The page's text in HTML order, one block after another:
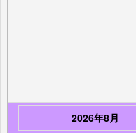
2026年8月